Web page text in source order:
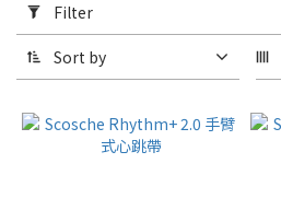
Filter
(0/20)
Range
Filter
Sort by